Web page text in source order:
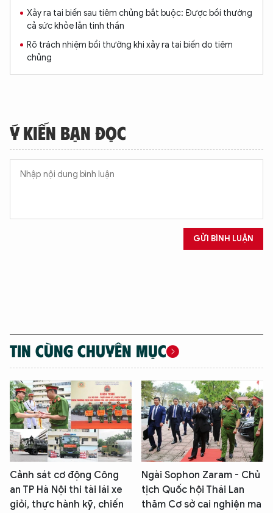
Xảy ra tai biến sau tiêm chủng bắt buộc: Được bồi thường
cả sức khỏe lẫn tinh thần
Rõ trách nhiệm bồi thường khi xảy ra tai biến do tiêm
chủng
Ý KIẾN BẠN ĐỌC
GỬI BÌNH LUẬN
TIN CÙNG CHUYÊN MỤC
Cảnh sát cơ động Công
an TP Hà Nội thi tài lái xe
giỏi, thực hành kỹ, chiến
Ngài Sophon Zaram - Chủ
tịch Quốc hội Thái Lan
thăm Cơ sở cai nghiện ma